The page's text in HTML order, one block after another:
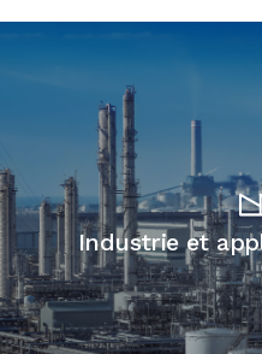
Industrie et